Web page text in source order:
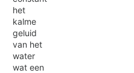
het
kalme
geluid
van het
water
wat een